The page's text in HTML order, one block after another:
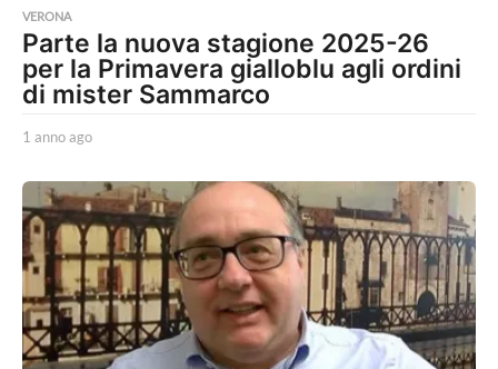
VERONA
Parte la nuova stagione 2025-26
per la Primavera gialloblu agli ordini
di mister Sammarco
1 anno ago
n
n
o
g
o